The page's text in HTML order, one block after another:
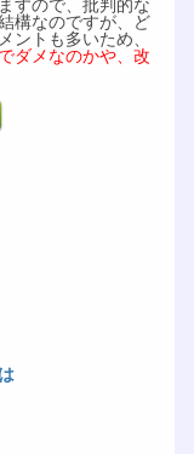
構なのですが、ど
ントも多いため、
ダメなのかや、改